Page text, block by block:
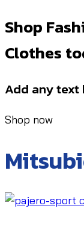
Shop
Clothes
Add any text
Shop now